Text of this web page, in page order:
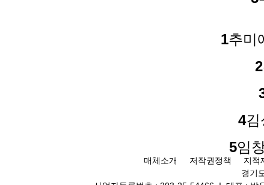
1추미
2
4김
5임
매체소개 저작권정책 지적
경기